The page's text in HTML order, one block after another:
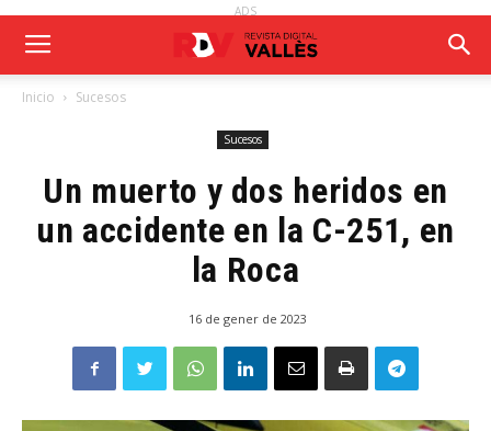
ADS
Inicio Sucesos
Sucesos
Un muerto y dos heridos en
un accidente en la C-251, en
la Roca
16 de gener de 2023